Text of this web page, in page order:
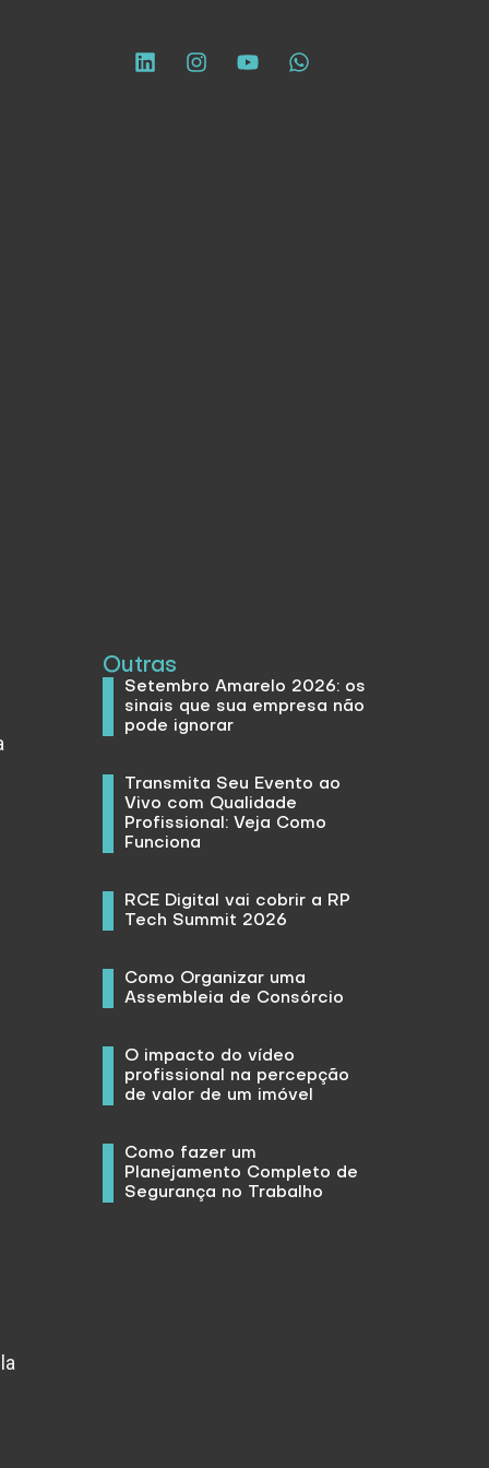
Outras
Setembro Amarelo 2026: os
sinais que sua empresa não
pode ignorar
Transmita Seu Evento ao
Vivo com Qualidade
Profissional: Veja Como
Funciona
RCE Digital vai cobrir a RP
Tech Summit 2026
Como Organizar uma
Assembleia de Consórcio
O impacto do vídeo
profissional na percepção
de valor de um imóvel
Como fazer um
Planejamento Completo de
Segurança no Trabalho